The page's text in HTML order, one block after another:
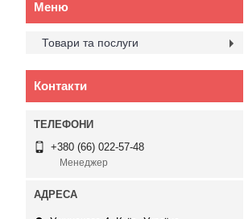
Товари та послуги
Контакти
+380 (66) 022-57-48
Менеджер